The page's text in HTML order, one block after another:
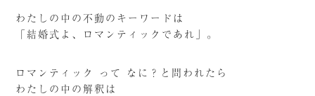
わたしの中の不動のキーワードは
「結婚式よ、ロマンティックであれ」。
ロマンティック って なに？と問われたら
わたしの中の解釈は